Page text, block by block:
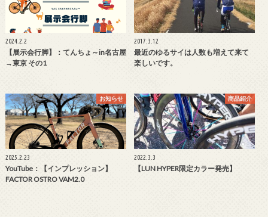
2024.2.2
【展示会行脚】：てんちょ～in名古屋
→東京 その1
2017.3.12
最近のゆるサイは人数も増えて来て
楽しいです。
お知らせ
2025.2.23
YouTube：【インプレッション】
FACTOR OSTRO VAM2.0
商品紹介
2022.3.3
【LUN HYPER限定カラー発売】